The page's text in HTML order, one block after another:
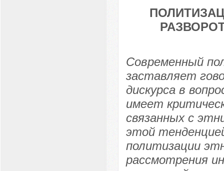
Современный
заставляет
дискурса в
имеет
связанных с
этой
политизации
рассмотрения